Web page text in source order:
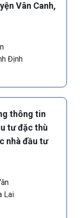
Vân Canh,
Định
thông tin
tư đặc thù
nhà đầu tư
Lai